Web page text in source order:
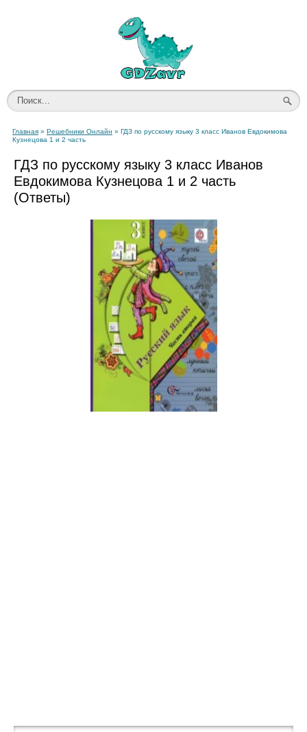
Главная » Решебники Онлайн » ГДЗ по русскому языку 3 класс Иванов Евдокимова
Кузнецова 1 и 2 часть
ГДЗ по русскому языку 3 класс Иванов
Евдокимова Кузнецова 1 и 2 часть
(Ответы)